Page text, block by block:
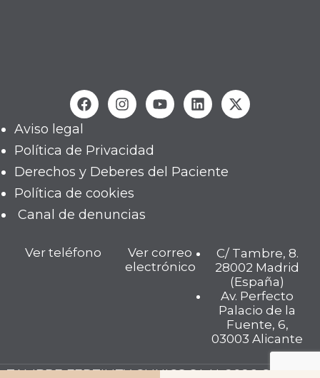
Aviso legal
Política de Privacidad
Derechos y Deberes del Paciente
Política de cookies
Canal de denuncias
Ver teléfono
Ver correo
electrónico
C/ Tambre, 8.
28002 Madrid
(España)
Av. Perfecto
Palacio de la
Fuente, 6,
03003 Alicante
TAMBRE FERTILITY CLINICS S.L.U. 2026 © Todos